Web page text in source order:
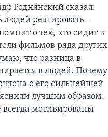
Роднянский сказал:
людей реагировать –
о тех, кто сидит в
фильмов ряда других
что разница в
в людей. Почему
о его сильнейшей
лучшим образом.
всегда мотивированы